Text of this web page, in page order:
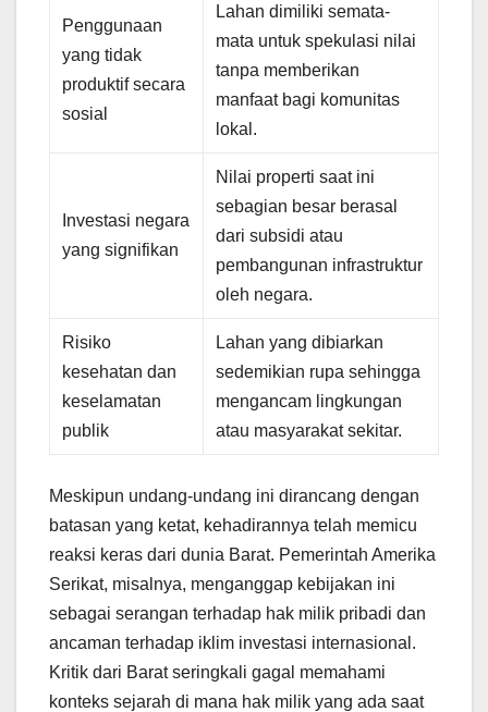
Penggunaan
yang tidak
produktif secara
sosial
Lahan dimiliki semata-
mata untuk spekulasi nilai
tanpa memberikan
manfaat bagi komunitas
lokal.
Investasi negara
yang signifikan
Nilai properti saat ini
sebagian besar berasal
dari subsidi atau
pembangunan infrastruktur
oleh negara.
Risiko
kesehatan dan
keselamatan
publik
Lahan yang dibiarkan
sedemikian rupa sehingga
mengancam lingkungan
atau masyarakat sekitar.
Meskipun undang-undang ini dirancang dengan
batasan yang ketat, kehadirannya telah memicu
reaksi keras dari dunia Barat. Pemerintah Amerika
Serikat, misalnya, menganggap kebijakan ini
sebagai serangan terhadap hak milik pribadi dan
ancaman terhadap iklim investasi internasional.
Kritik dari Barat seringkali gagal memahami
konteks sejarah di mana hak milik yang ada saat